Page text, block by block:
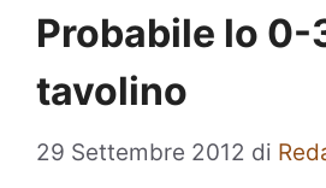
Probabile lo 0-
tavolino
29 Settembre 2012 di